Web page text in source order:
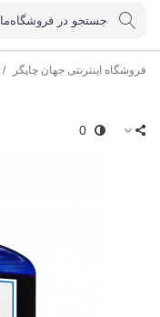
فروشگاه اینترنتی جهان چاپگر /
0